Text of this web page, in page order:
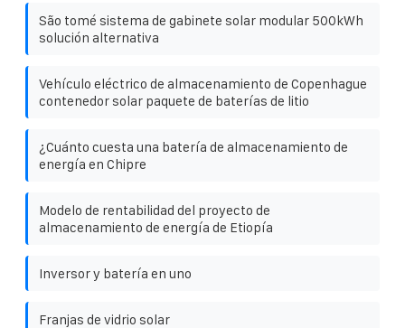
São tomé sistema de gabinete solar modular 500kWh
solución alternativa
Vehículo eléctrico de almacenamiento de Copenhague
contenedor solar paquete de baterías de litio
¿Cuánto cuesta una batería de almacenamiento de
energía en Chipre
Modelo de rentabilidad del proyecto de
almacenamiento de energía de Etiopía
Inversor y batería en uno
Franjas de vidrio solar